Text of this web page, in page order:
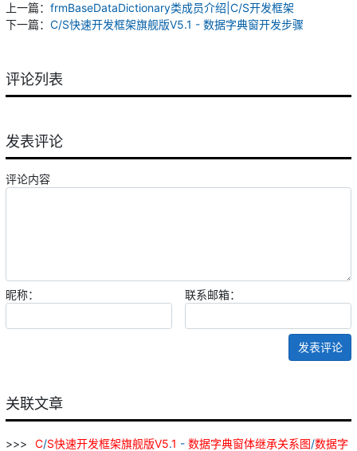
上一篇： frmBaseDataDictionary类成员介绍|C/S开发框架
下一篇： C/S快速开发框架旗舰版V5.1 - 数据字典窗开发步骤
评论列表
发表评论
评论内容
昵称： 联系邮箱：
发表评论
关联文章
C/S快速开发框架旗舰版V5.1 - 数据字典窗体继承关系图/数据字